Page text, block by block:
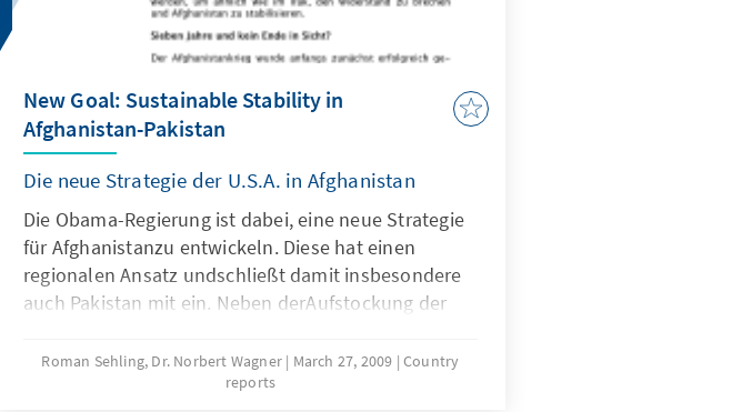
New Goal: Sustainable Stability in
Afghanistan-Pakistan
Die neue Strategie der U.S.A. in Afghanistan
Die Obama-Regierung ist dabei, eine neue Strategie
für Afghanistanzu entwickeln. Diese hat einen
regionalen Ansatz undschließt damit insbesondere
auch Pakistan mit ein. Neben derAufstockung der
speziellen“counter-terrorist” Einsätzen, liegt der
Schwerpunkt der neuenStrategie jedoch darauf, die
Roman Sehling, Dr. Norbert Wagner March 27, 2009 Country
reports